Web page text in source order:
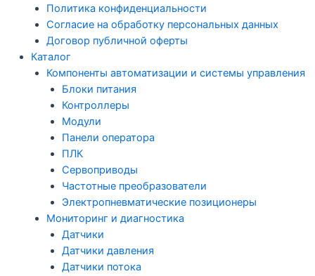
Политика конфиденциальности
Согласие на обработку персональных данных
Договор публичной оферты
Каталог
Компоненты автоматизации и системы управления
Блоки питания
Контроллеры
Модули
Панели оператора
ПЛК
Сервоприводы
Частотные преобразователи
Электропневматические позиционеры
Мониторинг и диагностика
Датчики
Датчики давления
Датчики потока